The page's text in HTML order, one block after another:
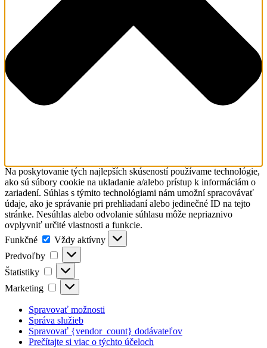
Na poskytovanie tých najlepších skúseností používame technológie,
ako sú súbory cookie na ukladanie a/alebo prístup k informáciám o
zariadení. Súhlas s týmito technológiami nám umožní spracovávať
údaje, ako je správanie pri prehliadaní alebo jedinečné ID na tejto
stránke. Nesúhlas alebo odvolanie súhlasu môže nepriaznivo
ovplyvniť určité vlastnosti a funkcie.
Funkčné
Funkčné
Vždy aktívny
Predvoľby
Predvoľby
Štatistiky Štatistiky
Marketing Marketing
Spravovať možnosti
Správa služieb
Spravovať {vendor_count} dodávateľov
Prečítajte si viac o týchto účeloch